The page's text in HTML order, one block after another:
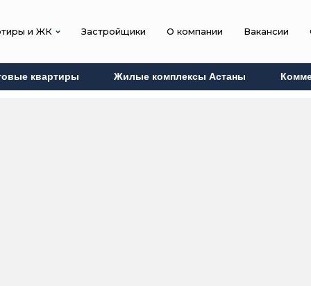
и ЖК Застройщики О компании Вакансии
квартиры Жилые комплексы Астаны